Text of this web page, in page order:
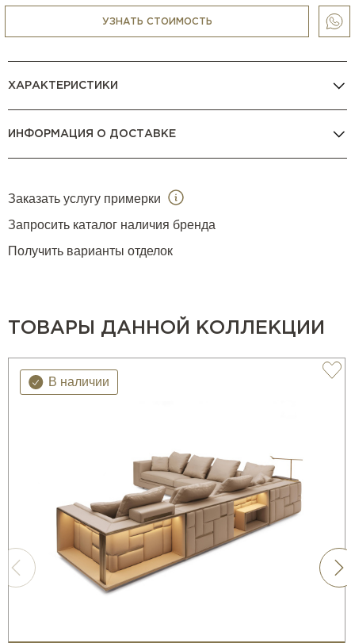
УЗНАТЬ СТОИМОСТЬ
ХАРАКТЕРИСТИКИ
ИНФОРМАЦИЯ О ДОСТАВКЕ
Заказать услугу примерки
Запросить каталог наличия бренда
Получить варианты отделок
ТОВАРЫ ДАННОЙ КОЛЛЕКЦИИ
В наличии